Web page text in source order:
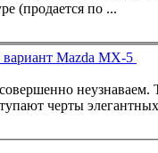
(продается по ...
Mazda MX-5
неузнаваем.
черты